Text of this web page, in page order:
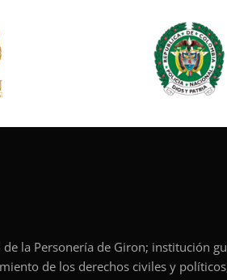
de la Personería de Giron; institución
de los derechos civiles y